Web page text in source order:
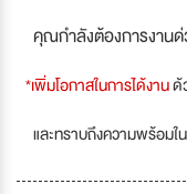
คุณกำลังต้องการงานด่
*เพิ่มโอกาสในการได้งานด้
และทราบถึงความพร้อม